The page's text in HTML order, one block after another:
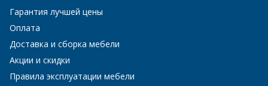
Гарантия лучшей цены
Оплата
Доставка и сборка мебели
Акции и скидки
Правила эксплуатации мебели